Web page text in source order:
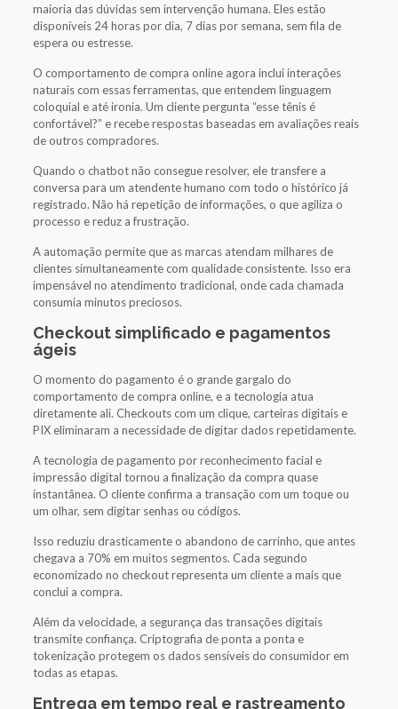
maioria das dúvidas sem intervenção humana. Eles estão
disponíveis 24 horas por dia, 7 dias por semana, sem fila de
espera ou estresse.
O comportamento de compra online agora inclui interações
naturais com essas ferramentas, que entendem linguagem
coloquial e até ironia. Um cliente pergunta “esse tênis é
confortável?” e recebe respostas baseadas em avaliações reais
de outros compradores.
Quando o chatbot não consegue resolver, ele transfere a
conversa para um atendente humano com todo o histórico já
registrado. Não há repetição de informações, o que agiliza o
processo e reduz a frustração.
A automação permite que as marcas atendam milhares de
clientes simultaneamente com qualidade consistente. Isso era
impensável no atendimento tradicional, onde cada chamada
consumia minutos preciosos.
Checkout simplificado e pagamentos
ágeis
O momento do pagamento é o grande gargalo do
comportamento de compra online, e a tecnologia atua
diretamente ali. Checkouts com um clique, carteiras digitais e
PIX eliminaram a necessidade de digitar dados repetidamente.
A tecnologia de pagamento por reconhecimento facial e
impressão digital tornou a finalização da compra quase
instantânea. O cliente confirma a transação com um toque ou
um olhar, sem digitar senhas ou códigos.
Isso reduziu drasticamente o abandono de carrinho, que antes
chegava a 70% em muitos segmentos. Cada segundo
economizado no checkout representa um cliente a mais que
conclui a compra.
Além da velocidade, a segurança das transações digitais
transmite confiança. Criptografia de ponta a ponta e
tokenização protegem os dados sensíveis do consumidor em
todas as etapas.
Entrega em tempo real e rastreamento